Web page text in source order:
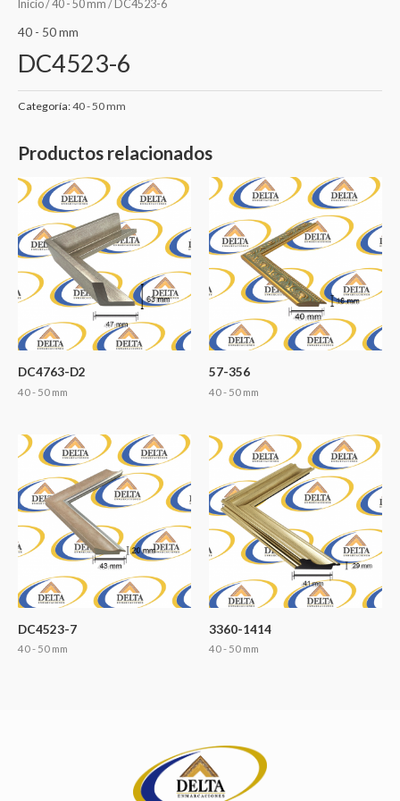
Inicio/40 - 50 mm / DC4523-6
40 - 50 mm
DC4523-6
Categoría:40 - 50 mm
Productos relacionados
DC4763-D2
40 - 50 mm
57-356
40 - 50 mm
DC4523-7
40 - 50 mm
3360-1414
40 - 50 mm